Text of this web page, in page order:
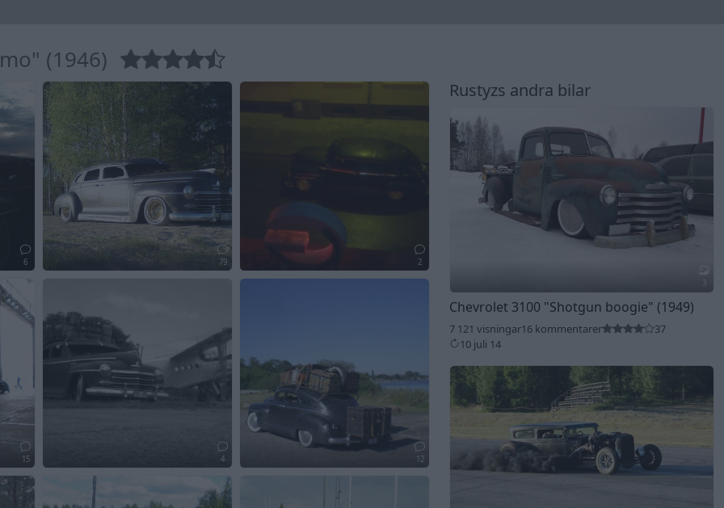
(1946)
6 79 2
15 4 12
Rustyzs andra bilar
3
Chevrolet 3100 "Shotgun boogie" (1949)
7 121 visningar16 kommentarer
37
10 juli 14